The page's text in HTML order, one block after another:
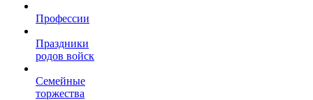
Профессии
Праздники
родов войск
Семейные
торжества